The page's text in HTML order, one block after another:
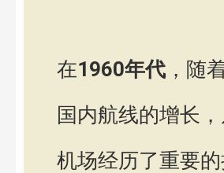
在1960年代 ，随
国内航线的增长
机场经历了重要的